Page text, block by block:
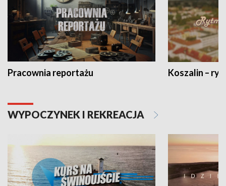
Pracownia reportażu Koszalin –
WYPOCZYNEK I REKREACJA